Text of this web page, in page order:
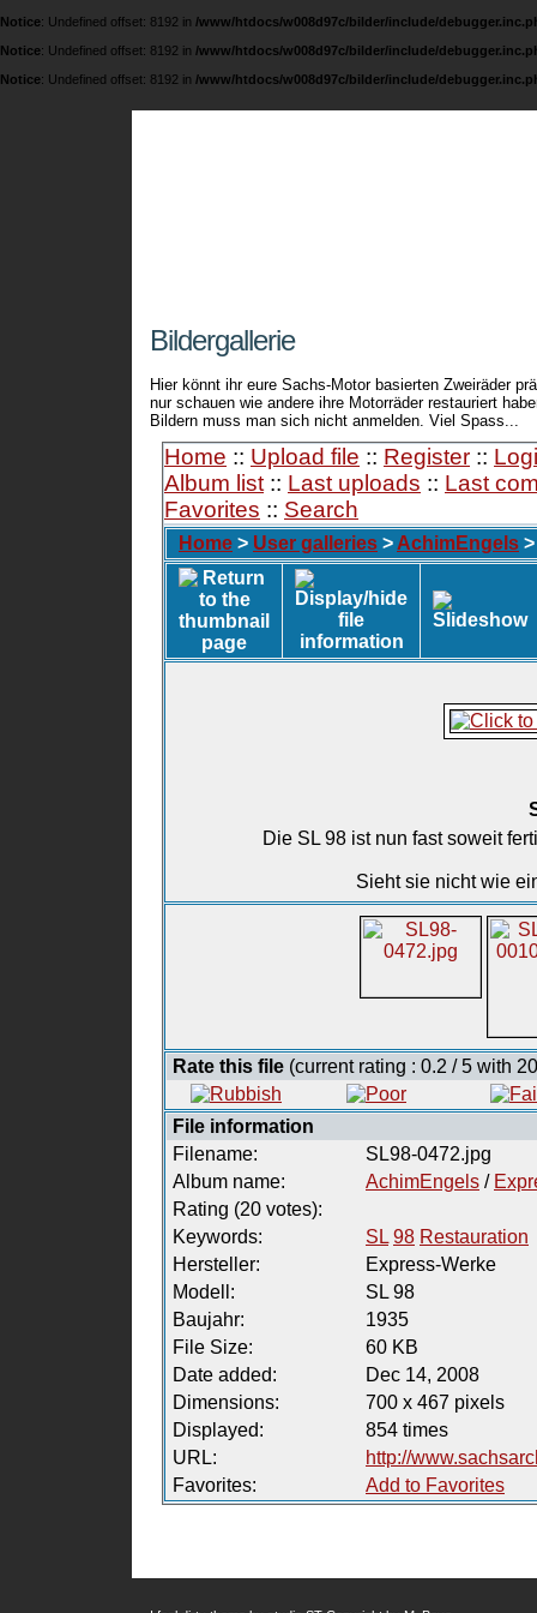
Notice: Undefined offset: 8192 in /www/htdocs/w008d97c/bilder/include/
Notice: Undefined offset: 8192 in /www/htdocs/w008d97c/bilder/include/
Notice: Undefined offset: 8192 in /www/htdocs/w008d97c/bilder/include/
Bildergallerie
Hier könnt ihr eure Sachs-Motor basierten Zweiräder
nur schauen wie andere ihre Motorräder restauriert
Bildern muss man sich nicht anmelden. Viel Spass...
Home :: Upload file :: Register ::
Album list :: Last uploads :: Last
Favorites :: Search
Home > User galleries > AchimEngels
Die SL 98 ist nun fast soweit
Sieht sie nicht wie
Rate this file (current rating : 0.2 / 5 with
File information
Filename:
SL98-0472.jpg
Album name:
AchimEngels /
Rating (20 votes):
Keywords:
SL 98 Restauration
Hersteller:
Express-Werke
Modell:
SL 98
Baujahr:
1935
File Size:
60 KB
Date added:
Dec 14, 2008
Dimensions:
700 x 467 pixels
Displayed:
854 times
URL:
http://
Favorites:
Add to Favorites